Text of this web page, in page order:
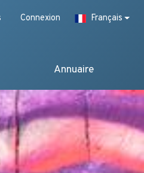
Connexion Français
Annuaire